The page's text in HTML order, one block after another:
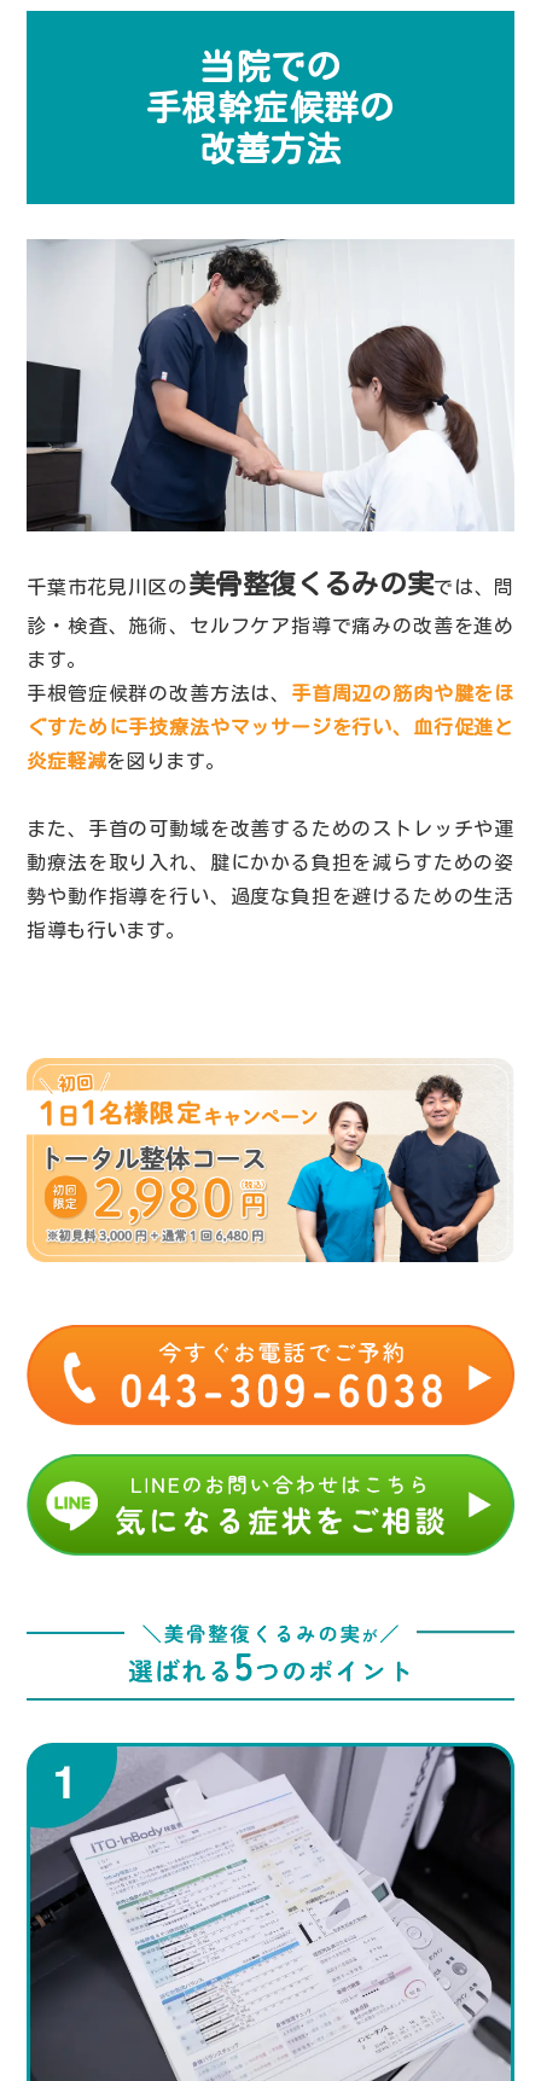
当院での
手根幹症候群の
改善方法
千葉市花見川区の美骨整復くるみの実では、問
診・検査、施術、セルフケア指導で痛みの改善を進め
ます。
手根管症候群の改善方法は、 手首周辺の筋肉や腱をほ
ぐすために手技療法やマッサージを行い、血行促進と
炎症軽減を図ります。
また、手首の可動域を改善するためのストレッチや運
動療法を取り入れ、腱にかかる負担を減らすための姿
勢や動作指導を行い、過度な負担を避けるための生活
指導も行います。